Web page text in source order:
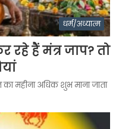
धर्म/अध्यात्म
रहे हैं मंत्र जाप? तो
महीना अधिक शुभ माना जाता